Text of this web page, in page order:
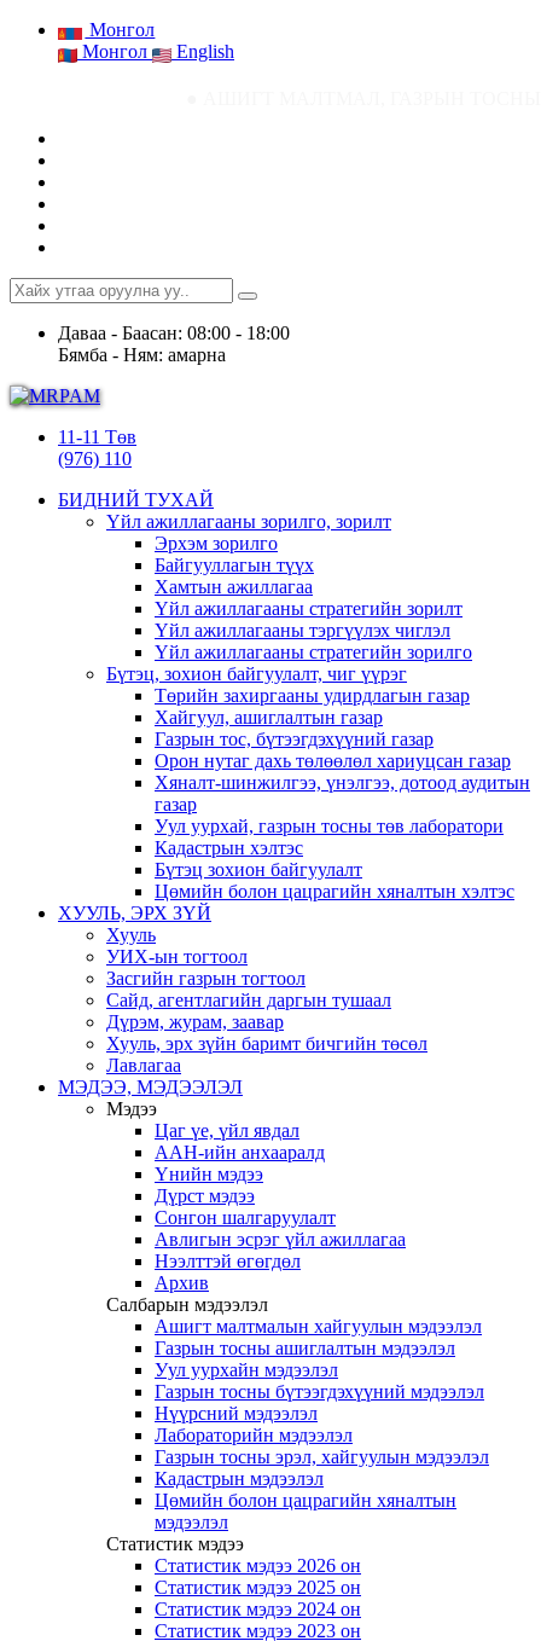
Монгол
Монгол
English
Даваа - Баасан: 08:00 - 18:00
Бямба - Ням: амарна
11-11 Төв
(976) 110
БИДНИЙ ТУХАЙ
Үйл ажиллагааны зорилго, зорилт
Эрхэм зорилго
Байгууллагын түүх
Хамтын ажиллагаа
Үйл ажиллагааны стратегийн зорилт
Үйл ажиллагааны тэргүүлэх чиглэл
Үйл ажиллагааны стратегийн зорилго
Бүтэц, зохион байгуулалт, чиг үүрэг
Төрийн захиргааны удирдлагын газар
Хайгуул, ашиглалтын газар
Газрын тос, бүтээгдэхүүний газар
Орон нутаг дахь төлөөлөл хариуцсан газар
Хяналт-шинжилгээ, үнэлгээ, дотоод аудитын
газар
Уул уурхай, газрын тосны төв лаборатори
Кадастрын хэлтэс
Бүтэц зохион байгуулалт
Цөмийн болон цацрагийн хяналтын хэлтэс
ХУУЛЬ, ЭРХ ЗҮЙ
Хууль
УИХ-ын тогтоол
Засгийн газрын тогтоол
Сайд, агентлагийн даргын тушаал
Дүрэм, журам, заавар
Хууль, эрх зүйн баримт бичгийн төсөл
Лавлагаа
МЭДЭЭ, МЭДЭЭЛЭЛ
Мэдээ
Цаг үе, үйл явдал
ААН-ийн анхааралд
Үнийн мэдээ
Дүрст мэдээ
Сонгон шалгаруулалт
Авлигын эсрэг үйл ажиллагаа
Нээлттэй өгөгдөл
Архив
Салбарын мэдээлэл
Ашигт малтмалын хайгуулын мэдээлэл
Газрын тосны ашиглалтын мэдээлэл
Уул уурхайн мэдээлэл
Газрын тосны бүтээгдэхүүний мэдээлэл
Нүүрсний мэдээлэл
Лабораторийн мэдээлэл
Газрын тосны эрэл, хайгуулын мэдээлэл
Кадастрын мэдээлэл
Цөмийн болон цацрагийн хяналтын
мэдээлэл
Статистик мэдээ
Статистик мэдээ 2026 он
Статистик мэдээ 2025 он
Статистик мэдээ 2024 он
Статистик мэдээ 2023 он